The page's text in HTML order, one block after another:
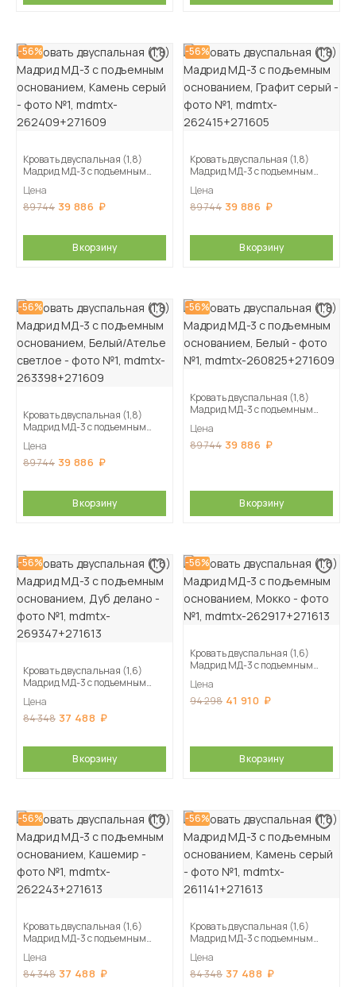
-56%
Кровать двуспальная (1,8)
Мадрид МД-3 с подъемным
Цена
89 744 39 886
В корзину
-56%
Кровать двуспальная (1,8)
Мадрид МД-3 с подъемным
Цена
89 744 39 886
В корзину
-56%
Кровать двуспальная (1,8)
Мадрид МД-3 с подъемным
светлое
Цена
89 744 39 886
В корзину
-56%
Кровать двуспальная (1,8)
Мадрид МД-3 с подъемным
Цена
89 744 39 886
В корзину
-56%
Кровать двуспальная (1,6)
Мадрид МД-3 с подъемным
Цена
84 348 37 488
В корзину
-56%
Кровать двуспальная (1,6)
Мадрид МД-3 с подъемным
Цена
94 298 41 910
В корзину
-56%
Кровать двуспальная (1,6)
Мадрид МД-3 с подъемным
Цена
84 348 37 488
-56%
Кровать двуспальная (1,6)
Мадрид МД-3 с подъемным
Цена
84 348 37 488